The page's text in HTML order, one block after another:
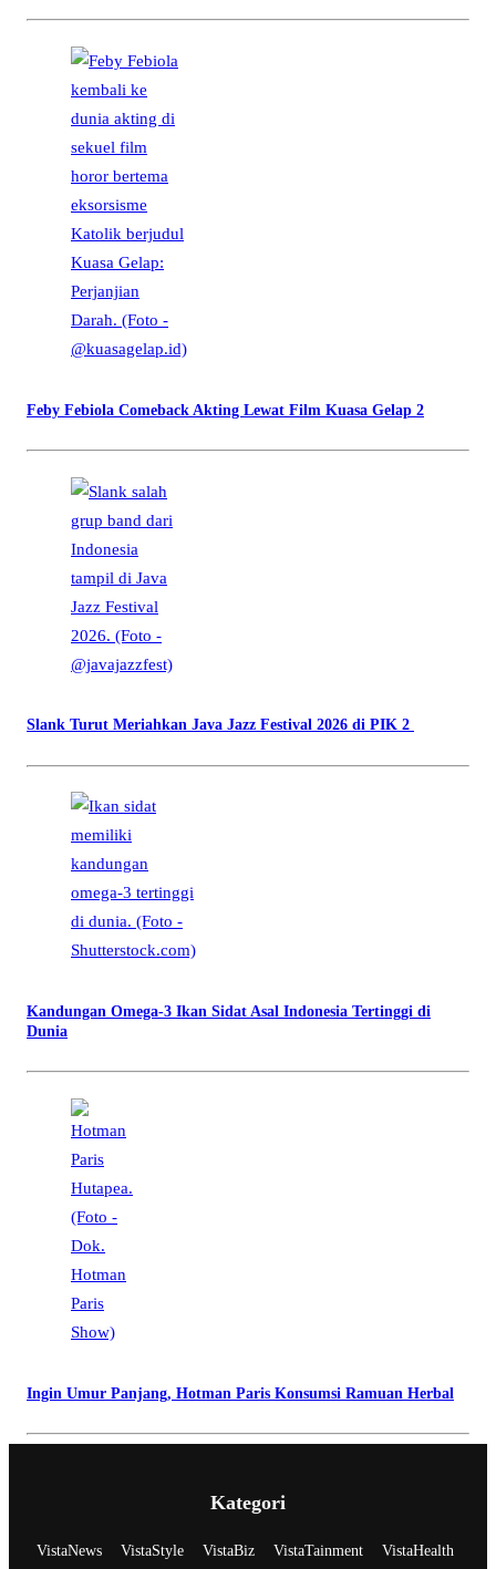
Feby Febiola Comeback Akting Lewat Film Kuasa Gelap 2
Slank Turut Meriahkan Java Jazz Festival 2026 di PIK 2
Kandungan Omega-3 Ikan Sidat Asal Indonesia Tertinggi di
Dunia
Ingin Umur Panjang, Hotman Paris Konsumsi Ramuan Herbal
Kategori
VistaNews VistaStyle VistaBiz VistaTainment VistaHealth